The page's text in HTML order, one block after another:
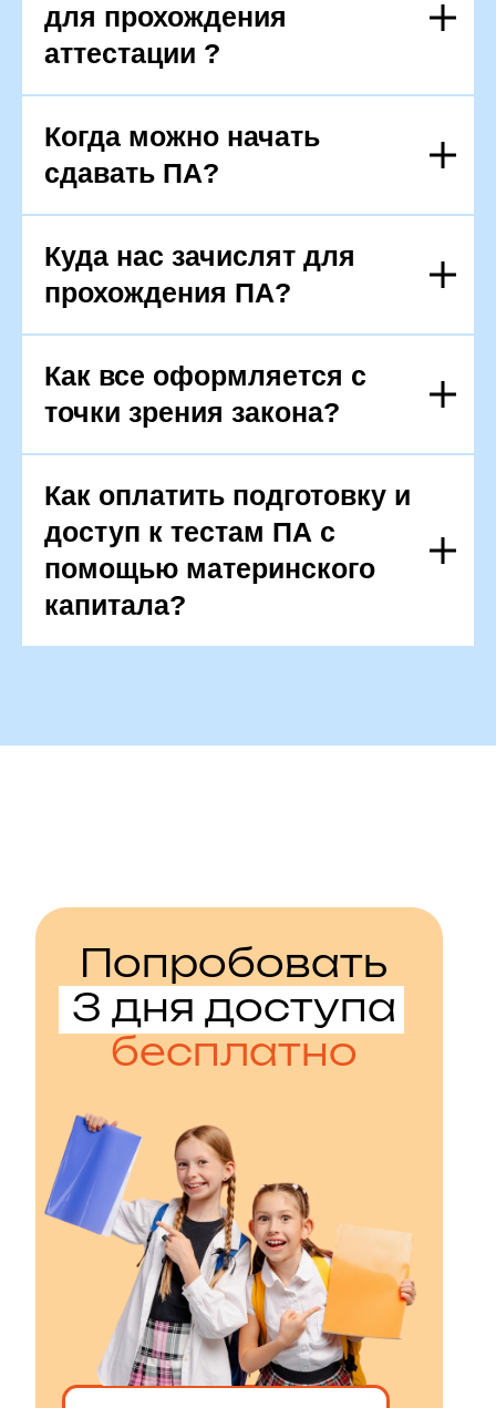
для прохождения
аттестации ?
Когда можно начать
сдавать ПА?
Куда нас зачислят для
прохождения ПА?
Как все оформляется с
точки зрения закона?
Как оплатить подготовку и
доступ к тестам ПА с
помощью материнского
капитала?